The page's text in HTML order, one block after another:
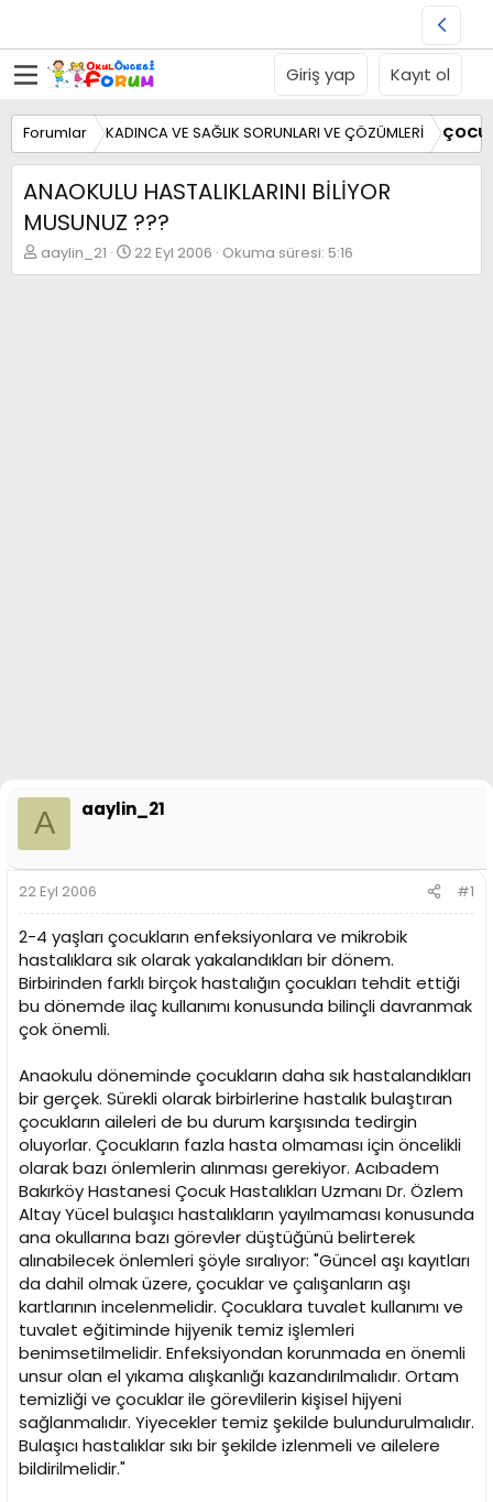
Giriş yap Kayıt ol
Forumlar KADINCA VE SAĞLIK SORUNLARI VE ÇÖZÜMLERİ
ANAOKULU HASTALIKLARINI BİLİYOR
MUSUNUZ ???
K
o
aaylin_21
B
a
22 Eyl 2006 Okuma süresi: 5:16
A aaylin_21
22 Eyl 2006 #1
2-4 yaşları çocukların enfeksiyonlara ve mikrobik
hastalıklara sık olarak yakalandıkları bir dönem.
Birbirinden farklı birçok hastalığın çocukları tehdit ettiği
bu dönemde ilaç kullanımı konusunda bilinçli davranmak
çok önemli.
Anaokulu döneminde çocukların daha sık hastalandıkları
bir gerçek. Sürekli olarak birbirlerine hastalık bulaştıran
çocukların aileleri de bu durum karşısında tedirgin
oluyorlar. Çocukların fazla hasta olmaması için öncelikli
olarak bazı önlemlerin alınması gerekiyor. Acıbadem
Bakırköy Hastanesi Çocuk Hastalıkları Uzmanı Dr. Özlem
Altay Yücel bulaşıcı hastalıkların yayılmaması konusunda
ana okullarına bazı görevler düştüğünü belirterek
alınabilecek önlemleri şöyle sıralıyor: "Güncel aşı kayıtları
da dahil olmak üzere, çocuklar ve çalışanların aşı
kartlarının incelenmelidir. Çocuklara tuvalet kullanımı ve
tuvalet eğitiminde hijyenik temiz işlemleri
benimsetilmelidir. Enfeksiyondan korunmada en önemli
unsur olan el yıkama alışkanlığı kazandırılmalıdır. Ortam
temizliği ve çocuklar ile görevlilerin kişisel hijyeni
sağlanmalıdır. Yiyecekler temiz şekilde bulundurulmalıdır.
Bulaşıcı hastalıklar sıkı bir şekilde izlenmeli ve ailelere
bildirilmelidir."